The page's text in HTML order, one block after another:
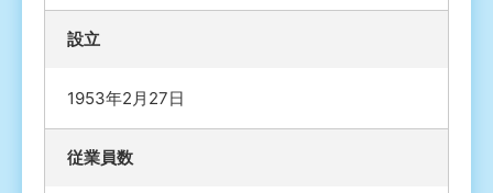
設立
1953年2月27日
従業員数